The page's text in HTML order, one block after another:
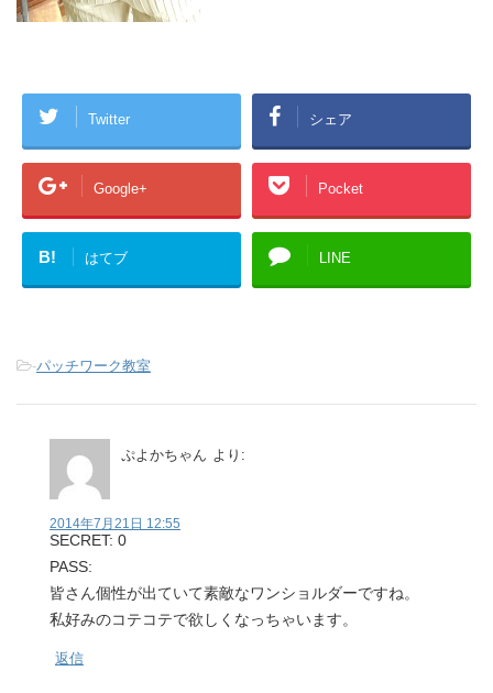
Twitter シェア
Google+ Pocket
B! はてブ LINE
-パッチワーク教室
ぷよかちゃん より:
2014年7月21日 12:55
SECRET: 0
PASS:
皆さん個性が出ていて素敵なワンショルダーですね。
私好みのコテコテで欲しくなっちゃいます。
返信